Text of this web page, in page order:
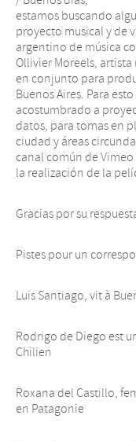
estamos buscando
proyecto musical y de
argentino de música
Ollivier Moreels,
en conjunto para
Buenos Aires. Para
acostumbrado a
datos, para tomas en
ciudad y áreas
canal común de
la realización de la
Gracias por su
Pistes pour un
Luis Santiago, vit à
Rodrigo de Diego est
Chilien
Roxana del Castillo,
en Patagonie